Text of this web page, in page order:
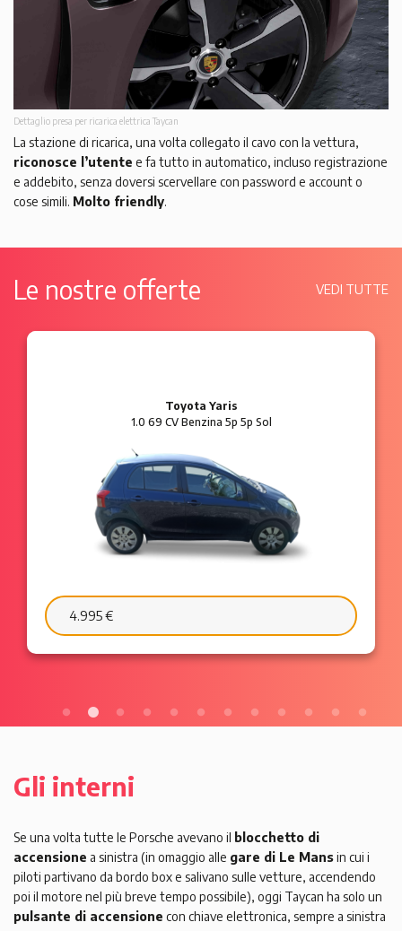
Dettaglio presa per ricarica elettrica Taycan
La stazione di ricarica, una volta collegato il cavo con la vettura,
riconosce l’utente e fa tutto in automatico, incluso registrazione
e addebito, senza doversi scervellare con password e account o
cose simili. Molto friendly.
Le nostre offerte VEDI TUTTE
Toyota Yaris
1.0 69 CV Benzina 5p 5p Sol
4.995 €
Gli interni
Se una volta tutte le Porsche avevano il blocchetto di
accensione a sinistra (in omaggio alle gare di Le Mansin cui i
piloti partivano da bordo box e salivano sulle vetture, accendendo
poi il motore nel più breve tempo possibile), oggi Taycan ha solo un
pulsante di accensione con chiave elettronica, sempre a sinistra